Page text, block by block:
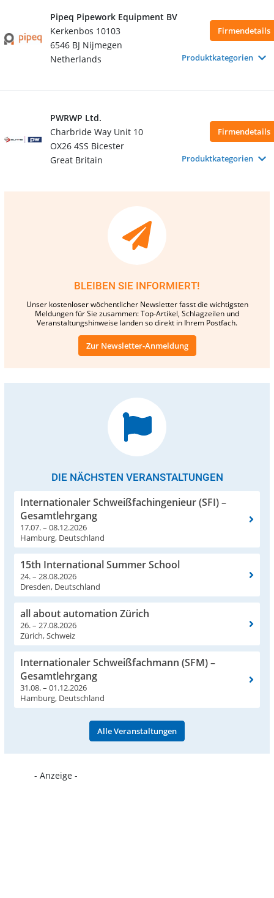
Pipeq Pipework Equipment BV
Kerkenbos 10103
6546 BJ Nijmegen
Netherlands
Firmendetails
Produktkategorien
PWRWP Ltd.
Charbride Way Unit 10
OX26 4SS Bicester
Great Britain
Firmendetails
Produktkategorien
BLEIBEN SIE INFORMIERT!
Unser kostenloser wöchentlicher Newsletter fasst die wichtigsten
Meldungen für Sie zusammen: Top-Artikel, Schlagzeilen und
Veranstaltungshinweise landen so direkt in Ihrem Postfach.
Zur Newsletter-Anmeldung
DIE NÄCHSTEN VERANSTALTUNGEN
Internationaler Schweißfachingenieur (SFI) –
Gesamtlehrgang
17.07. – 08.12.2026
Hamburg, Deutschland
15th International Summer School
24. – 28.08.2026
Dresden, Deutschland
all about automation Zürich
26. – 27.08.2026
Zürich, Schweiz
Internationaler Schweißfachmann (SFM) –
Gesamtlehrgang
31.08. – 01.12.2026
Hamburg, Deutschland
Alle Veranstaltungen
- Anzeige -